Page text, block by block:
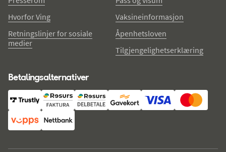
Hvorfor Ving
Retningslinjer for sosiale
medier
Vaksineinformasjon
Åpenhetsloven
Tilgjengelighetserklæring
Betalingsalternativer